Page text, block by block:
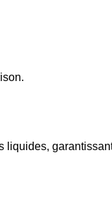
liquides,